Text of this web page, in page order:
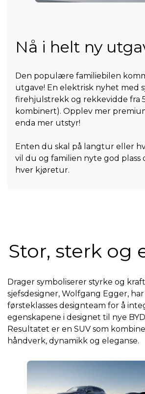
Nå i helt ny
Den populære familiebilen
utgave! En elektrisk nyhet med
firehjulstrekk og rekkevidde fra
kombinert). Opplev mer
enda mer utstyr!
Enten du skal på langtur eller
vil du og familien nyte god plass
hver kjøretur.
Stor, sterk og
Drager symboliserer styrke og
sjefsdesigner, Wolfgang Egger,
førsteklasses designteam for å
egenskapene i designet til nye
Resultatet er en SUV som
håndverk, dynamikk og eleganse.